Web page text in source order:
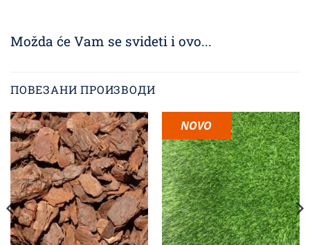
Možda će Vam se svideti i ovo...
ПОВЕЗАНИ ПРОИЗВОДИ
NOVO